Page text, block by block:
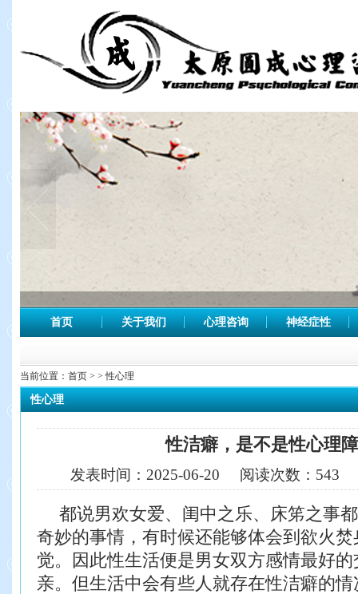
首页 关于我们 心理咨询 神经症性
当前位置： 首页 > > 性心理
性心理
性洁癖，是不是性心理
发表时间： 2025-06-20 阅读次数： 543
都说男欢女爱、闺中之乐、床笫之事
奇妙的事情，有时候还能够体会到欲火
觉。因此性生活便是男女双方感情最好
亲。但生活中会有些人就存在性洁癖的